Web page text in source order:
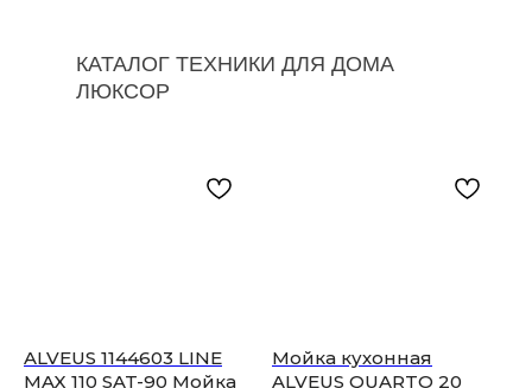
КАТАЛОГ ТЕХНИКИ ДЛЯ ДОМА
ЛЮКСОР
ALVEUS 1144603 LINE
MAX 110 SAT-90 Мойка
Мойка кухонная
ALVEUS QUARTO 20